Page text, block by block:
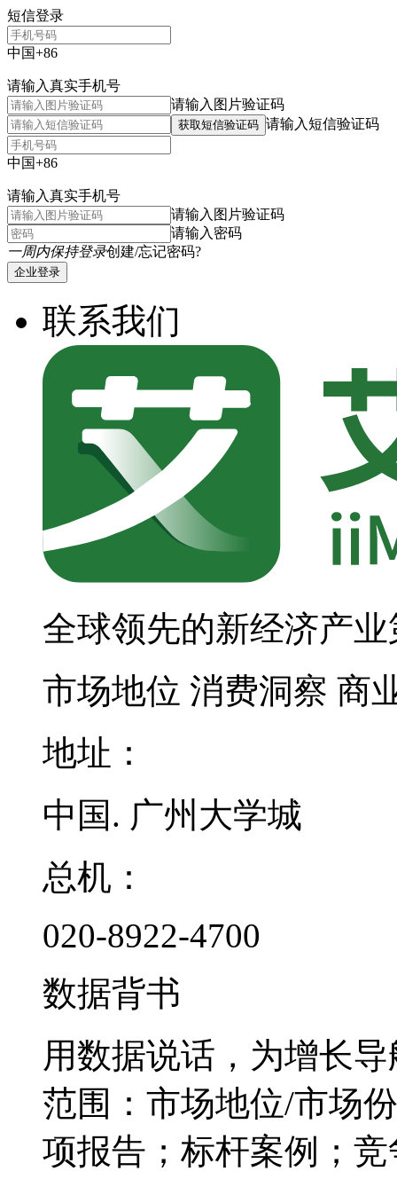
短信登录
中国+86
请输入真实手机号
请输入图片验证码
获取短信验证码 请输入短信验证码
中国+86
请输入真实手机号
请输入图片验证码
请输入密码
一周内保持登录创建/忘记密码?
企业登录
联系我们
全球领先的新经济产
市场地位 消费洞察 商
地址：
中国. 广州大学城
总机：
020-8922-4700
数据背书
用数据说话，为增长导
范围：市场地位/市场
项报告；标杆案例；